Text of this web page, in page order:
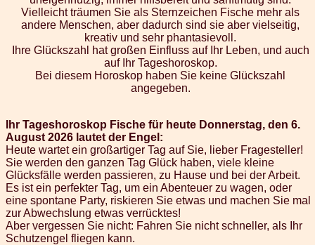
Vielleicht träumen Sie als Sternzeichen Fische mehr als
andere Menschen, aber dadurch sind sie aber vielseitig,
kreativ und sehr phantasievoll.
Ihre Glückszahl hat großen Einfluss auf Ihr Leben, und auch
auf Ihr Tageshoroskop.
Bei diesem Horoskop haben Sie keine Glückszahl
angegeben.
Ihr Tageshoroskop Fische für heute Donnerstag, den 6.
August 2026 lautet der Engel:
Heute wartet ein großartiger Tag auf Sie, lieber Fragesteller!
Sie werden den ganzen Tag Glück haben, viele kleine
Glücksfälle werden passieren, zu Hause und bei der Arbeit.
Es ist ein perfekter Tag, um ein Abenteuer zu wagen, oder
eine spontane Party, riskieren Sie etwas und machen Sie mal
zur Abwechslung etwas verrücktes!
Aber vergessen Sie nicht: Fahren Sie nicht schneller, als Ihr
Schutzengel fliegen kann.